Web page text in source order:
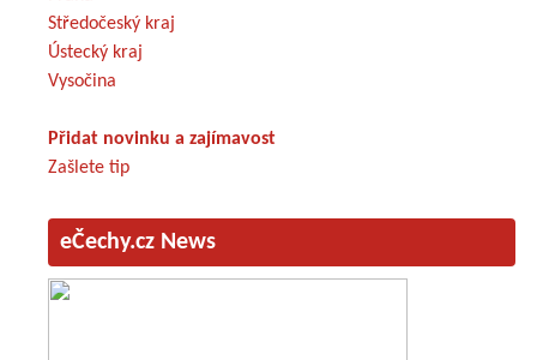
Středočeský kraj
Ústecký kraj
Vysočina
Přidat novinku a zajímavost
Zašlete tip
eČechy.cz News